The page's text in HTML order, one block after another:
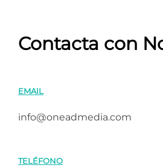
Contacta con
EMAIL
info@oneadmedia.com
TELÉFONO